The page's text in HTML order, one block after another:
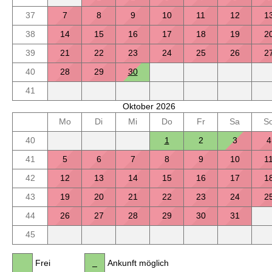
37
7 8 9 10 11 12
38
14 15 16 17 18 19
39
21 22 23 24 25 26
40
28 29
30
41
Oktober 2026
Mo
Di Mi Do Fr Sa
40
1 2 3
4
41
5 6 7 8 9 10
11
42
12 13 14 15 16 17
43
19 20 21 22 23 24
44
26 27 28 29 30
31
45
Frei Ankunft möglich